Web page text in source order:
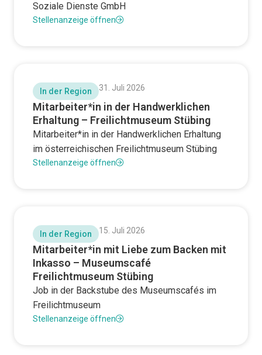
Soziale Dienste GmbH
Stellenanzeige öffnen
In der Region 31. Juli 2026
Mitarbeiter*in in der Handwerklichen
Erhaltung – Freilichtmuseum Stübing
Mitarbeiter*in in der Handwerklichen Erhaltung
im österreichischen Freilichtmuseum Stübing
Stellenanzeige öffnen
In der Region 15. Juli 2026
Mitarbeiter*in mit Liebe zum Backen mit
Inkasso – Museumscafé
Freilichtmuseum Stübing
Job in der Backstube des Museumscafés im
Freilichtmuseum
Stellenanzeige öffnen